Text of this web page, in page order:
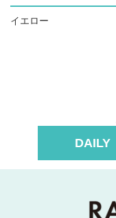
イエロー
DAILY